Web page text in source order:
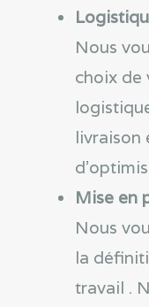
Nous
choix de
livraison
Mise en
Nous
la
travail .